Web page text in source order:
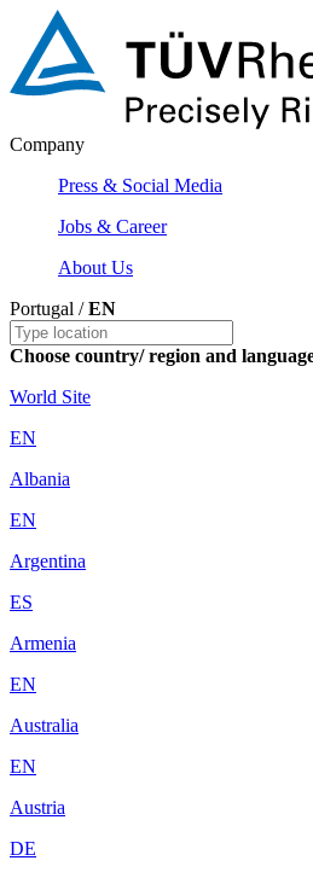
Company
Press & Social Media
Jobs & Career
About Us
Portugal /EN
Choose country/ region and
World Site
EN
Albania
EN
Argentina
ES
Armenia
EN
Australia
EN
Austria
DE